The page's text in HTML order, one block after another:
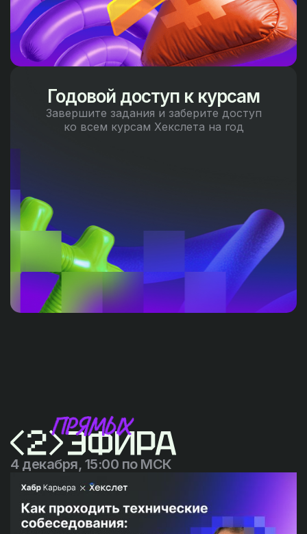
Годовой доступ к курсам
Завершите задания и заберите доступ
ко всем курсам Хекслета на год
4 декабря, 15:00 по МСК